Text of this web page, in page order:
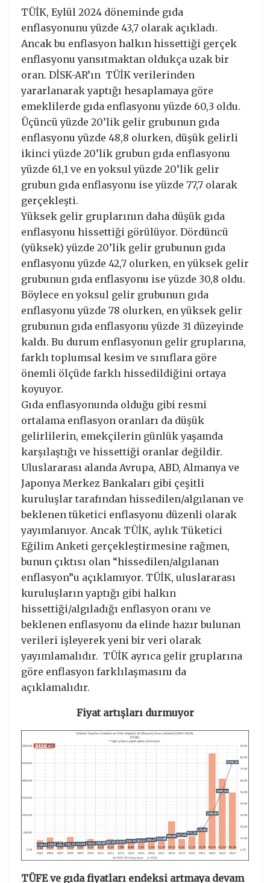
TÜİK, Eylül 2024 döneminde gıda
enflasyonunu yüzde 43,7 olarak açıkladı.
Ancak bu enflasyon halkın hissettiği gerçek
enflasyonu yansıtmaktan oldukça uzak bir
oran. DİSK-AR’ın TÜİK verilerinden
yararlanarak yaptığı hesaplamaya göre
emeklilerde gıda enflasyonu yüzde 60,3 oldu.
Üçüncü yüzde 20’lik gelir grubunun gıda
enflasyonu yüzde 48,8 olurken, düşük gelirli
ikinci yüzde 20’lik grubun gıda enflasyonu
yüzde 61,1 ve en yoksul yüzde 20’lik gelir
grubun gıda enflasyonu ise yüzde 77,7 olarak
gerçekleşti.
Yüksek gelir gruplarının daha düşük gıda
enflasyonu hissettiği görülüyor. Dördüncü
(yüksek) yüzde 20’lik gelir grubunun gıda
enflasyonu yüzde 42,7 olurken, en yüksek gelir
grubunun gıda enflasyonu ise yüzde 30,8 oldu.
Böylece en yoksul gelir grubunun gıda
enflasyonu yüzde 78 olurken, en yüksek gelir
grubunun gıda enflasyonu yüzde 31 düzeyinde
kaldı. Bu durum enflasyonun gelir gruplarına,
farklı toplumsal kesim ve sınıflara göre
önemli ölçüde farklı hissedildiğini ortaya
koyuyor.
Gıda enflasyonunda olduğu gibi resmi
ortalama enflasyon oranları da düşük
gelirlilerin, emekçilerin günlük yaşamda
karşılaştığı ve hissettiği oranlar değildir.
Uluslararası alanda Avrupa, ABD, Almanya ve
Japonya Merkez Bankaları gibi çeşitli
kuruluşlar tarafından hissedilen/algılanan ve
beklenen tüketici enflasyonu düzenli olarak
yayımlanıyor. Ancak TÜİK, aylık Tüketici
Eğilim Anketi gerçekleştirmesine rağmen,
bunun çıktısı olan “hissedilen/algılanan
enflasyon”u açıklamıyor. TÜİK, uluslararası
kuruluşların yaptığı gibi halkın
hissettiği/algıladığı enflasyon oranı ve
beklenen enflasyonu da elinde hazır bulunan
verileri işleyerek yeni bir veri olarak
yayımlamalıdır. TÜİK ayrıca gelir gruplarına
göre enflasyon farklılaşmasını da
açıklamalıdır.
Fiyat artışları durmuyor
TÜFE ve gıda fiyatları endeksi artmaya devam